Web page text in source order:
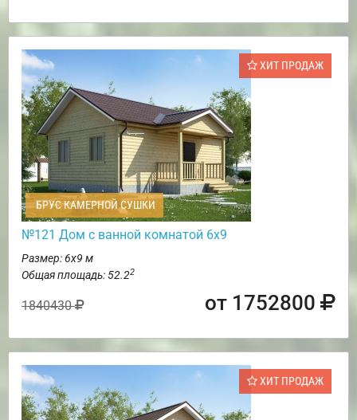
ХИТ ПРОДАЖ
БРУС КАМЕРНОЙ СУШКИ
№121 Дом с ванной комнатой 6х9
Размер: 6х9 м
Общая площадь: 52.22
1840430 от 1752800
ХИТ ПРОДАЖ